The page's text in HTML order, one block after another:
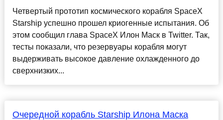
Четвертый прототип космического корабля SpaceX
Starship успешно прошел криогенные испытания. Об
этом сообщил глава SpaceX Илон Маск в Twitter. Так,
тесты показали, что резервуары корабля могут
выдерживать высокое давление охлажденного до
сверхнизких...
Очередной корабль Starship Илона Маска